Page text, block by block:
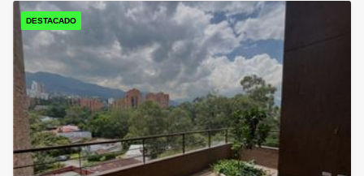
DESTACADO